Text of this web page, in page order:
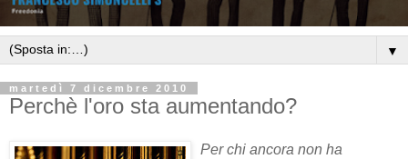
▼
martedì 7 dicembre 2010
Perchè l'oro sta aumentando?
Per chi ancora non ha